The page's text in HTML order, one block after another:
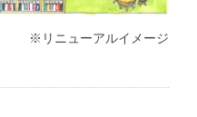
※リニューアルイメージ